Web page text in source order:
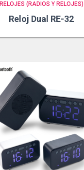
RELOJES (RADIOS Y RELOJES)
Reloj Dual RE-32